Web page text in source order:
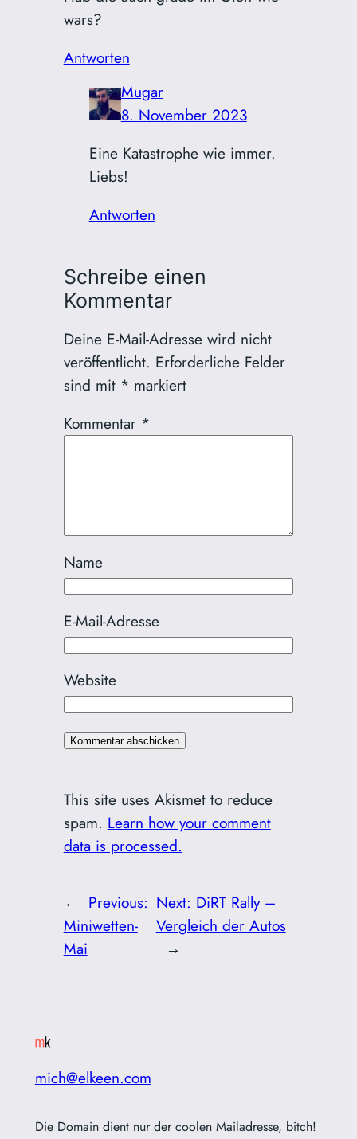
wars?
Antworten
Mugar
8. November 2023
Eine Katastrophe wie immer.
Liebs!
Antworten
Schreibe einen
Kommentar
Deine E-Mail-Adresse wird nicht
veröffentlicht. Erforderliche Felder
sind mit * markiert
Kommentar *
Name
E-Mail-Adresse
Website
This site uses Akismet to reduce
spam. Learn how your comment
data is processed.
← Previous:
Miniwetten-
Mai
Next: DiRT Rally –
Vergleich der Autos
→
mich@elkeen.com
Die Domain dient nur der coolen Mailadresse, bitch!